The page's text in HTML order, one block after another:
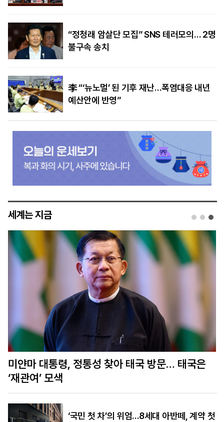
“정청래 암살단 모집” SNS 테러모의… 2명
불구속 송치
李 “‘뉴노멀’ 된 기후 재난…폭염대응 내년
예산안에 반영”
세계는 지금
미얀마 대통령, 정통성 찾아 태국 방문… 태국은
‘재관여’ 모색
‘국민 첫 차’의 위엄…8세대 아반떼, 계약 첫